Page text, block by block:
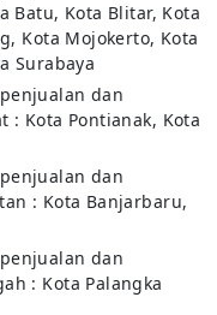
Batu, Kota Blitar, Kota
Kota Mojokerto, Kota
Surabaya
dan
: Kota Pontianak, Kota
dan
: Kota Banjarbaru,
dan
: Kota Palangka